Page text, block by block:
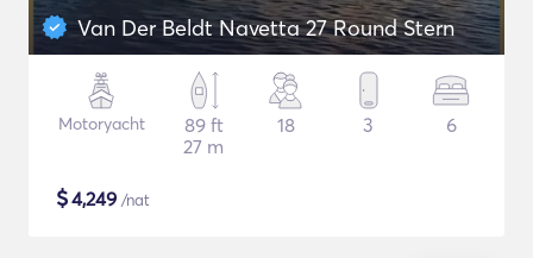
Van Der Beldt Navetta 27 Round Stern
Motoryacht
89 ft
27 m
18 3 6
$4,249 /nat